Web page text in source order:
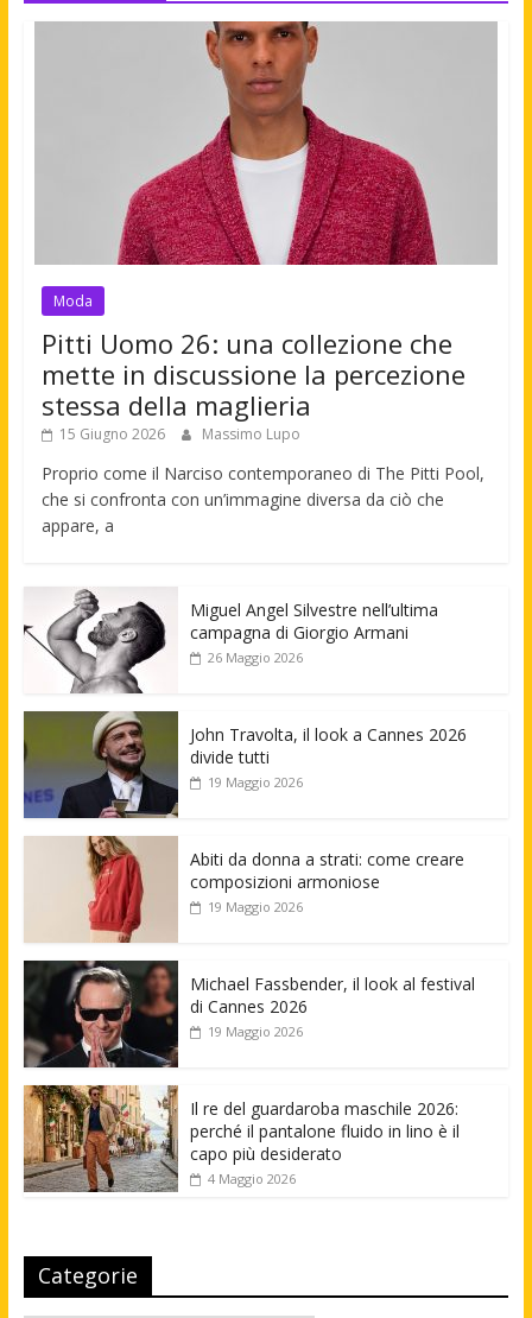
Moda
Pitti Uomo 26: una collezione che
mette in discussione la percezione
stessa della maglieria
15 Giugno 2026 Massimo Lupo
Proprio come il Narciso contemporaneo di The Pitti Pool,
che si confronta con un’immagine diversa da ciò che
appare, a
Miguel Angel Silvestre nell’ultima
campagna di Giorgio Armani
26 Maggio 2026
John Travolta, il look a Cannes 2026
divide tutti
19 Maggio 2026
Abiti da donna a strati: come creare
composizioni armoniose
19 Maggio 2026
Michael Fassbender, il look al festival
di Cannes 2026
19 Maggio 2026
Il re del guardaroba maschile 2026:
perché il pantalone fluido in lino è il
capo più desiderato
4 Maggio 2026
Categorie